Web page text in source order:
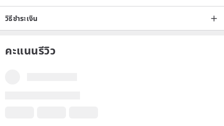
วิธีชำระเงิน
คะแนนรีวิว